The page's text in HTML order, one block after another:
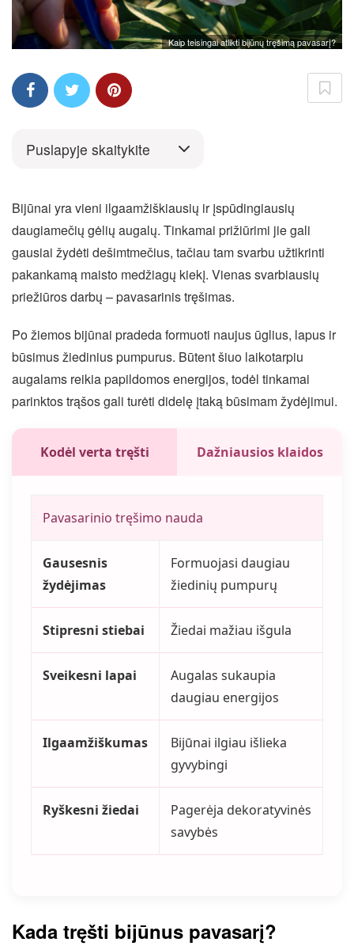
Kaip teisingai atlikti bijūnų tręšimą pavasarį?
Puslapyje skaitykite
Bijūnai yra vieni ilgaamžiškiausių ir įspūdingiausių
daugiamečių gėlių augalų. Tinkamai prižiūrimi jie gali
gausiai žydėti dešimtmečius, tačiau tam svarbu užtikrinti
pakankamą maisto medžiagų kiekį. Vienas svarbiausių
priežiūros darbų – pavasarinis tręšimas.
Po žiemos bijūnai pradeda formuoti naujus ūglius, lapus ir
būsimus žiedinius pumpurus. Būtent šiuo laikotarpiu
augalams reikia papildomos energijos, todėl tinkamai
parinktos trąšos gali turėti didelę įtaką būsimam žydėjimui.
Kodėl verta tręšti Dažniausios klaidos
Pavasarinio tręšimo nauda
Gausesnis
žydėjimas
Formuojasi daugiau
žiedinių pumpurų
Stipresni stiebai Žiedai mažiau išgula
Sveikesni lapai
Augalas sukaupia
daugiau energijos
Ilgaamžiškumas
Bijūnai ilgiau išlieka
gyvybingi
Ryškesni žiedai
Pagerėja dekoratyvinės
savybės
Kada tręšti bijūnus pavasarį?